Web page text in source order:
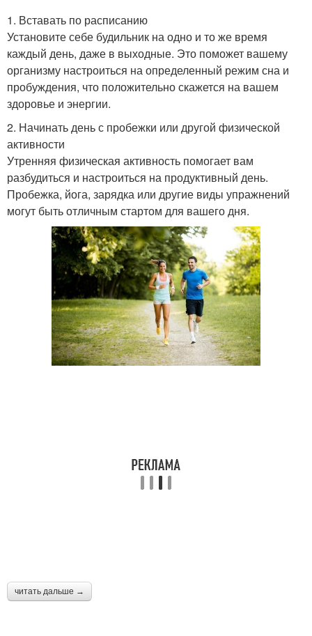
1. Вставать по расписанию
Установите себе будильник на одно и то же время
каждый день, даже в выходные. Это поможет вашему
организму настроиться на определенный режим сна и
пробуждения, что положительно скажется на вашем
здоровье и энергии.
2. Начинать день с пробежки или другой физической
активности
Утренняя физическая активность помогает вам
разбудиться и настроиться на продуктивный день.
Пробежка, йога, зарядка или другие виды упражнений
могут быть отличным стартом для вашего дня.
читать дальше →